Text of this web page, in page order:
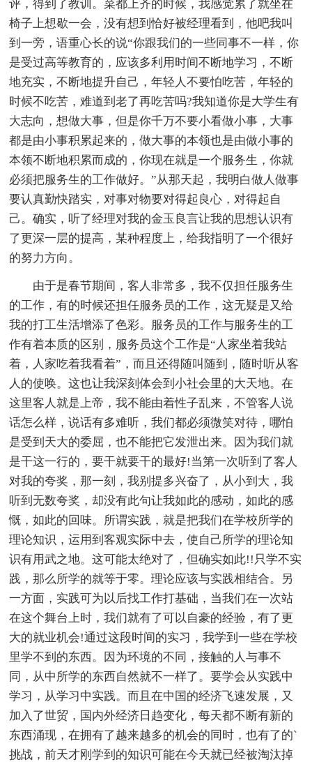
评，得到了教训。菜都上齐的时候，我感觉累了就坐在
椅子上想歇一会，没有想到恰好被经理看到，他吧我叫
到一旁，语重心长的说“你跟我们的一些同事不一样，你
是受过高等教育的，应该多利用时间不断地学习，不断
地充实，不断地提升自己，年轻人不要怕吃苦，年轻的
时候不吃苦，难道到老了再吃苦吗?我知道你是大学生有
大志向，想做大事，但是你千万不要小看做小事，大事
都是由小事积累起来的，做大事的本领也是由做小事的
本领不断地积累而成的，你现在就是一个服务生，你就
必须把服务生的工作做好。”从那天起，我明白做人做事
要认真勤快踏实，对事对物要对得起良心，对得起自
己。确实，听了经理对我的金玉良言让我的思想认识有
了更深一层的提高，某种程度上，给我指明了一个很好
的努力方向。
由于是春节期间，客人非常多，我不仅担任服务生
的工作，有的时候还担任服务员的工作，这无疑是又给
我的打工生活增添了色彩。服务员的工作与服务生的工
作有着本质的区别，服务员这个工作是“人家坐着我站
着，人家吃着我看着”，而且还得随叫随到，随时听从客
人的使唤。这也让我深刻体会到小社会里的大天地。在
这里客人就是上帝，我不能由着性子乱来，不管客人说
话怎么样，说话有多难听，我们都必须微笑对待，哪怕
是受到天大的委屈，也不能把它发泄出来。因为我们就
是干这一行的，要干就要干的最好!当第一次听到了客人
对我的夸奖，那一刻，我别提多兴奋了，从小到大，我
听到无数夸奖，却没有此句让我如此的感动，如此的感
慨，如此的回味。所谓实践，就是把我们在学校所学的
理论知识，运用到客观实际中去，使自己所学的理论知
识有用武之地。这可能太绝对了，但确实如此!!只学不实
践，那么所学的就等于零。理论应该与实践相结合。另
一方面，实践可为以后找工作打基础，当我们在一次站
在这个舞台上时，我们就有了可以自豪的经验，有了更
大的就业机会!通过这段时间的实习，我学到一些在学校
里学不到的东西。因为环境的不同，接触的人与事不
同，从中所学的东西自然就不一样了。要学会从实践中
学习，从学习中实践。而且在中国的经济飞速发展，又
加入了世贸，国内外经济日趋变化，每天都不断有新的
东西涌现，在拥有了越来越多的机会的同时，也有了的`
挑战，前天才刚学到的知识可能在今天就已经被淘汰掉